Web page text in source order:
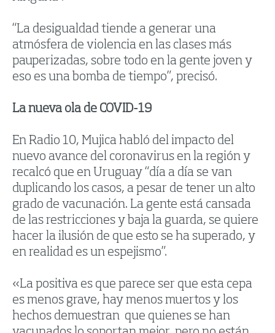
“La desigualdad tiende a generar una
atmósfera de violencia en las clases más
pauperizadas, sobre todo en la gente joven y
eso es una bomba de tiempo”, precisó.
La nueva ola de COVID-19
En Radio 10, Mujica habló del impacto del
nuevo avance del coronavirus en la región y
recalcó que en Uruguay “día a día se van
duplicando los casos, a pesar de tener un alto
grado de vacunación. La gente está cansada
de las restricciones y baja la guarda, se quiere
hacer la ilusión de que esto se ha superado, y
en realidad es un espejismo”.
«La positiva es que parece ser que esta cepa
es menos grave, hay menos muertos y los
hechos demuestran que quienes se han